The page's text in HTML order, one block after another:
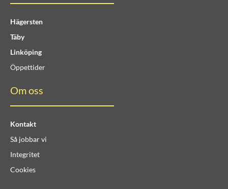
Hägersten
Täby
Linköping
Öppettider
Om oss
Kontakt
Så jobbar vi
Integritet
Cookies